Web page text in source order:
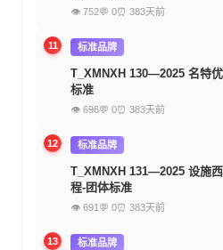
👁 752💬 0⏰ 383天前
11 标准品牌
T_XMNXH 130—2025 名特
标准
👁 696💬 0⏰ 383天前
12 标准品牌
T_XMNXH 131—2025 设施
程-团体标准
👁 691 💬 0⏰ 383天前
13 标准品牌